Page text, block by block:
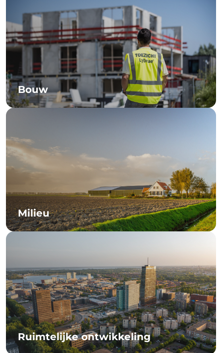
Bouw
Milieu
Ruimtelijke ontwikkeling